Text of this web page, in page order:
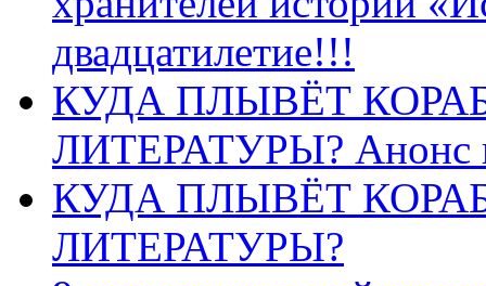
двадцатилетие!!!
КУДА ПЛЫВЁТ
ЛИТЕРАТУРЫ? Анонс
КУДА ПЛЫВЁТ
ЛИТЕРАТУРЫ?